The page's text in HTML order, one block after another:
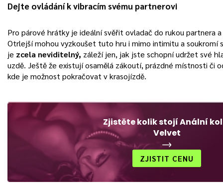
Dejte ovládání k vibracím svému partnerovi
Pro párové hrátky je ideální svěřit ovladač do rukou partnera
Otrlejší mohou vyzkoušet tuto hru i mimo intimitu a soukromí
je zcela neviditelný, záleží jen, jak jste schopní udržet své
uzdě. Ještě že existují osamělá zákoutí, prázdné místnosti či
kde je možnost pokračovat v krasojízdě.
Zjistěte kolik stojí Anální
Velvet
ZJISTIT CENU